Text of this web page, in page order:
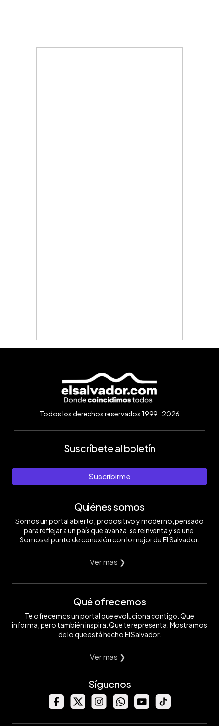
Todos los derechos reservados 1999-2026
Suscríbete al boletín
Suscribirme
Quiénes somos
Somos un portal abierto, propositivo y moderno, pensado
para reflejar a un país que avanza, se reinventa y se une.
Somos el punto de conexión con lo mejor de El Salvador.
Ver mas ❯
Qué ofrecemos
Te ofrecemos un portal que evoluciona contigo. Que
informa, pero también inspira. Que te representa. Mostramos
de lo que está hecho El Salvador.
Ver mas ❯
Síguenos